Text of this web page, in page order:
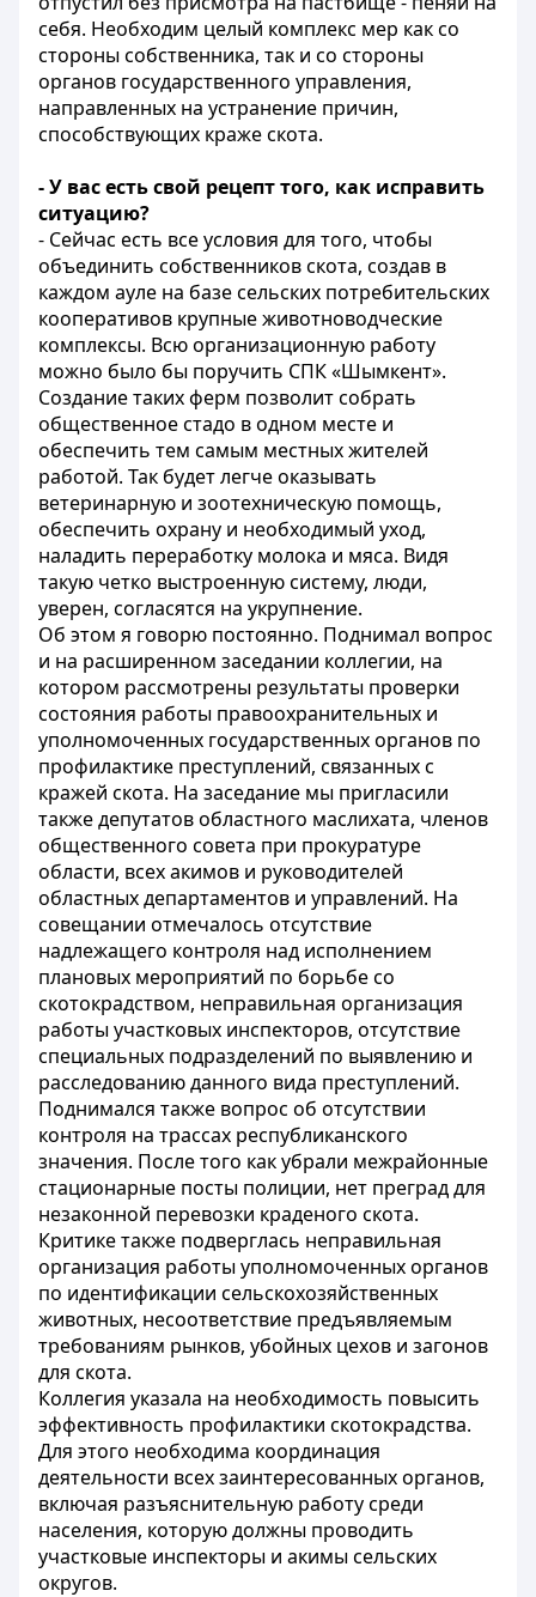
себя. Необходим целый комплекс мер как со
стороны собственника, так и со стороны
органов государственного управления,
направленных на устранение причин,
способствующих краже скота.
- У вас есть свой рецепт того, как исправить
ситуацию?
- Сейчас есть все условия для того, чтобы
объединить собственников скота, создав в
каждом ауле на базе сельских потребительских
кооперативов крупные животноводческие
комплексы. Всю организационную работу
можно было бы поручить СПК «Шымкент».
Создание таких ферм позволит собрать
общественное стадо в одном месте и
обеспечить тем самым местных жителей
работой. Так будет легче оказывать
ветеринарную и зоотехническую помощь,
обеспечить охрану и необходимый уход,
наладить переработку молока и мяса. Видя
такую четко выстроенную систему, люди,
уверен, согласятся на укрупнение.
Об этом я говорю постоянно. Поднимал вопрос
и на расширенном заседании коллегии, на
котором рассмотрены результаты проверки
состояния работы правоохранительных и
уполномоченных государственных органов по
профилактике преступлений, связанных с
кражей скота. На заседание мы пригласили
также депутатов областного маслихата, членов
общественного совета при прокуратуре
области, всех акимов и руководителей
областных департаментов и управлений. На
совещании отмечалось отсутствие
надлежащего контроля над исполнением
плановых мероприятий по борьбе со
скотокрадством, неправильная организация
работы участковых инспекторов, отсутствие
специальных подразделений по выявлению и
расследованию данного вида преступлений.
Поднимался также вопрос об отсутствии
контроля на трассах республиканского
значения. После того как убрали межрайонные
стационарные посты полиции, нет преград для
незаконной перевозки краденого скота.
Критике также подверглась неправильная
организация работы уполномоченных органов
по идентификации сельскохозяйственных
животных, несоответствие предъявляемым
требованиям рынков, убойных цехов и загонов
для скота.
Коллегия указала на необходимость повысить
эффективность профилактики скотокрадства.
Для этого необходима координация
деятельности всех заинтересованных органов,
включая разъяснительную работу среди
населения, которую должны проводить
участковые инспекторы и акимы сельских
округов.